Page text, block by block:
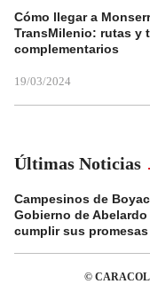
Cómo llegar a
TransMilenio: rutas y
complementarios
19/03/2024
Últimas Noticias
Campesinos de
Gobierno de
cumplir sus
© CARACOL